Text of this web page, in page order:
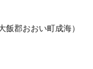
郡おおい町成海）